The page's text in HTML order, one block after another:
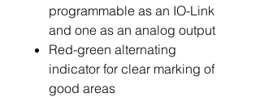
programmable as an IO-Link
and one as an analog output
Red-green alternating
indicator for clear marking of
good areas